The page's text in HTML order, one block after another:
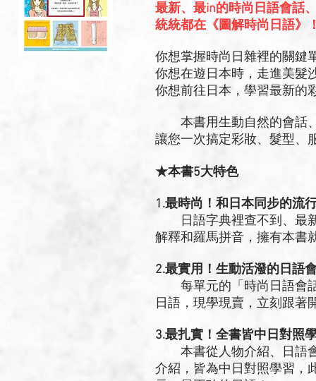
最新、最in的時尚日語會話
統統都在《圖解時尚日語》
你想掌握時尚日雜裡的關鍵
你想在遊日本時，走進美髮
你想前往日本，學習最新的
本書用生動自然的會話、
讓您一次搞定彩妝、髮型、
★本書5大特色
1.最時尚！和日本同步的流
日語字典裡查不到、最新
解釋和羅馬拼音，擁有本書
2.最實用！生動活潑的日語
每單元的「時尚日語會話
日語，現學現賣，立刻跟著
3.最扎實！全書皆中日對照
本書從人物介紹、日語會
介紹，皆為中日對照學習，